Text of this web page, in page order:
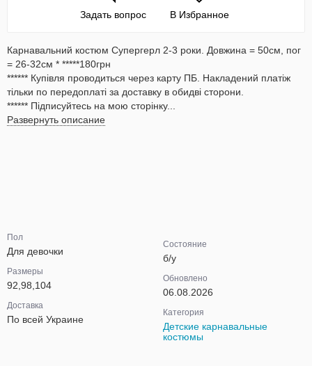
Задать вопрос В Избранное
Карнавальний костюм Супергерл 2-3 роки. Довжина = 50см, пог
= 26-32см * *****180грн
****** Купівля проводиться через карту ПБ. Накладений платіж
тільки по передоплаті за доставку в обидві сторони.
****** Підписуйтесь на мою сторінку...
Развернуть описание
Пол
Для девочки
Размеры
92,98,104
Доставка
По всей Украине
Состояние
б/у
Обновлено
06.08.2026
Категория
Детские карнавальные
костюмы